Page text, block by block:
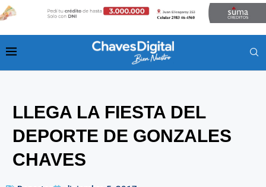
LLEGA LA FIESTA DEL
DEPORTE DE GONZALES
CHAVES